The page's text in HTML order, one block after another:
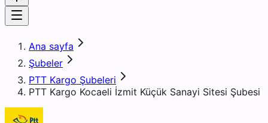
Ana sayfa
Şubeler
PTT Kargo Şubeleri
PTT Kargo Kocaeli İzmit Küçük Sanayi Sitesi Şubesi